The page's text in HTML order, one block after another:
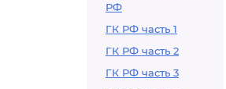
РФ
ГК РФ часть 1
ГК РФ часть 2
ГК РФ часть 3